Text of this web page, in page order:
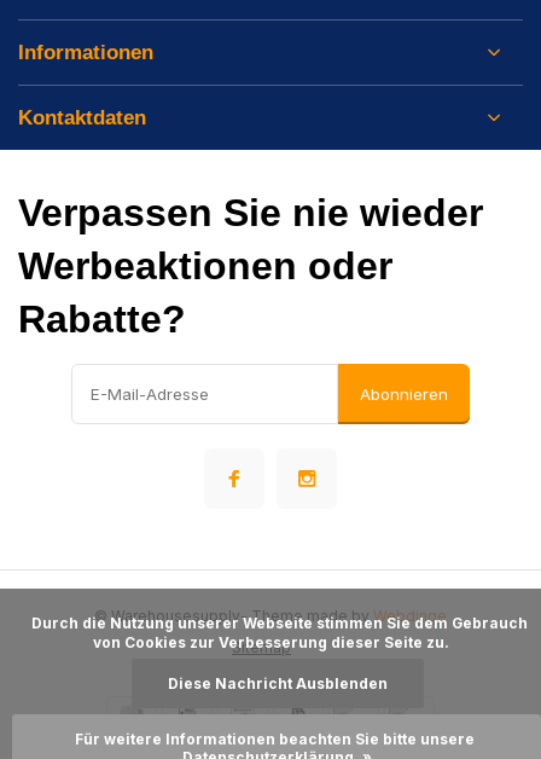
Informationen
Kontaktdaten
Verpassen Sie nie wieder
Werbeaktionen oder
Rabatte?
Abonnieren
Sitemap
© Warehousesupply- Theme made by Webdinge
von Cookies zur Verbesserung dieser Seite zu.
Diese Nachricht Ausblenden
Für weitere Informationen beachten Sie bitte unsere